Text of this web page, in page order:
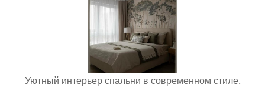
Уютный интерьер спальни в современном стиле.